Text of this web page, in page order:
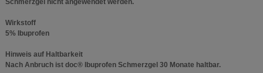
Schmerzgel nicht angewendet werden.
Wirkstoff
5% Ibuprofen
Hinweis auf Haltbarkeit
Nach Anbruch ist doc® Ibuprofen Schmerzgel 30 Monate haltbar.